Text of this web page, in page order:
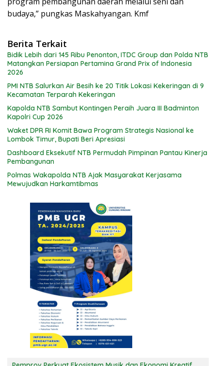
budaya,” pungkas Maskahyangan. Kmf
Berita Terkait
Bidik Lebih dari 145 Ribu Penonton, ITDC Group dan Polda NTB
Matangkan Persiapan Pertamina Grand Prix of Indonesia
2026
PMI NTB Salurkan Air Besih ke 20 Titik Lokasi Kekeringan di 9
Kecamatan Terparah Kekeringan
Kapolda NTB Sambut Kontingen Peraih Juara III Badminton
Kapolri Cup 2026
Waket DPR RI Komit Bawa Program Strategis Nasional ke
Lombok Timur, Bupati Beri Apresiasi
Dashboard Eksekutif NTB Permudah Pimpinan Pantau Kinerja
Pembangunan
Polmas Wakapolda NTB Ajak Masyarakat Kerjasama
Mewujudkan Harkamtibmas